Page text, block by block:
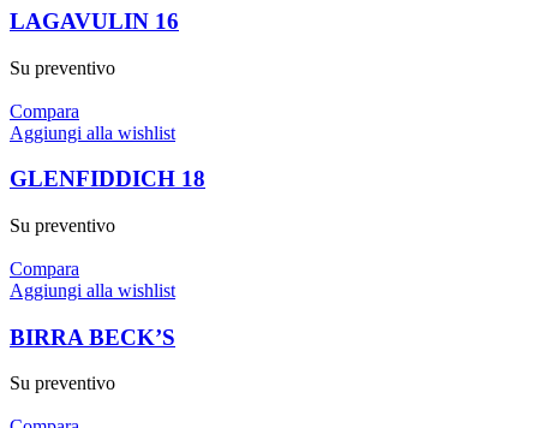
LAGAVULIN 16
Su preventivo
Compara
Aggiungi alla wishlist
GLENFIDDICH 18
Su preventivo
Compara
Aggiungi alla wishlist
BIRRA BECK’S
Su preventivo